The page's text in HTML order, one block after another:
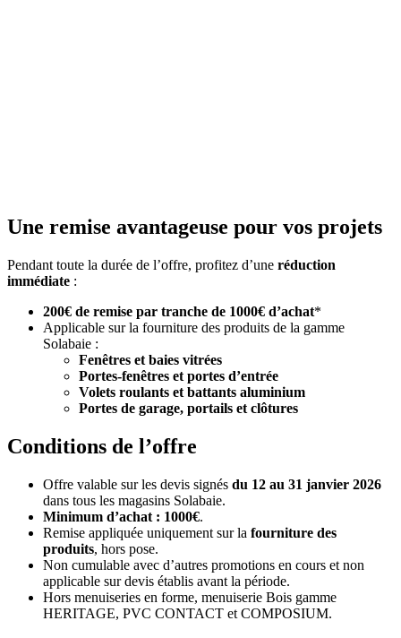
Une remise avantageuse pour vos projets
Pendant toute la durée de l’offre, profitez d’une réduction
immédiate :
200€ de remise par tranche de 1000€ d’achat*
Applicable sur la fourniture des produits de la gamme
Solabaie :
Fenêtres et baies vitrées
Portes-fenêtres et portes d’entrée
Volets roulants et battants aluminium
Portes de garage, portails et clôtures
Conditions de l’offre
Offre valable sur les devis signés du 12 au 31 janvier 2026
dans tous les magasins Solabaie.
Minimum d’achat : 1000€.
Remise appliquée uniquement sur la fourniture des
produits, hors pose.
Non cumulable avec d’autres promotions en cours et non
applicable sur devis établis avant la période.
Hors menuiseries en forme, menuiserie Bois gamme
HERITAGE, PVC CONTACT et COMPOSIUM.